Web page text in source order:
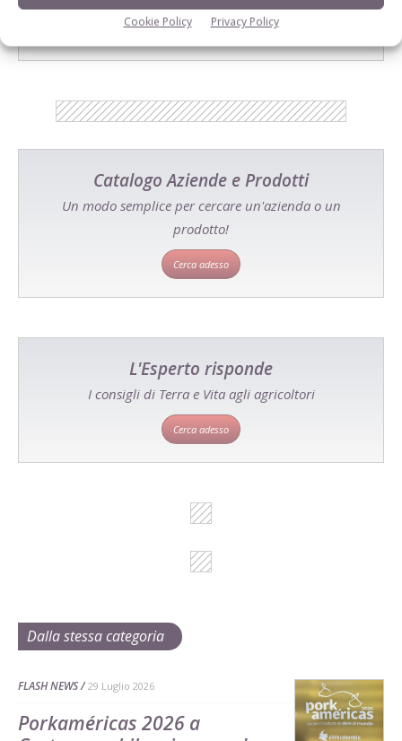
Cookie Policy Privacy Policy
Tecniche, prodotti e servizi dalle aziende
Catalogo Aziende e Prodotti
Un modo semplice per cercare un'azienda o un
prodotto!
Cerca adesso
L'Esperto risponde
I consigli di Terra e Vita agli agricoltori
Cerca adesso
Dalla stessa categoria
FLASH NEWS 29 Luglio 2026
Porkaméricas 2026 a